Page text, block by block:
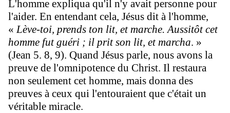
L'homme expliqua qu'il n'y avait personne pour
l'aider. En entendant cela, Jésus dit à l'homme,
«Lève-toi, prends ton lit, et marche. Aussitôt cet
homme fut guéri ; il prit son lit, et marcha. »
(Jean 5. 8, 9). Quand Jésus parle, nous avons la
preuve de l'omnipotence du Christ. Il restaura
non seulement cet homme, mais donna des
preuves à ceux qui l'entouraient que c'était un
véritable miracle.